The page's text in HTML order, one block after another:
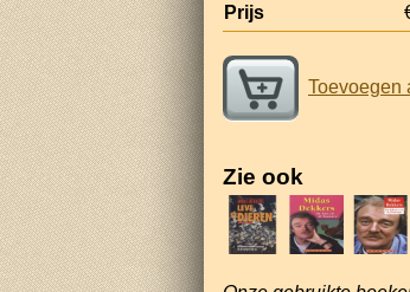
Prijs
Toevoegen
Zie ook